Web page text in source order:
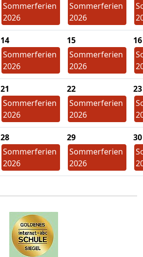
Sommerferien
2026
Sommerferien
2026
14
Sommerferien
2026
15
Sommerferien
2026
16
21
Sommerferien
2026
22
Sommerferien
2026
23
28
Sommerferien
2026
29
Sommerferien
2026
30